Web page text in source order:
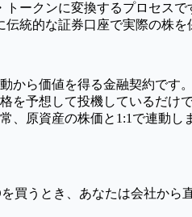
ークンに変換するプロセス
統的な証券口座で実際の株を
から価値を得る金融契約です。
を予想して投機しているだけで
原資産の株価と1:1で連動し
買うとき、あなたは会社から